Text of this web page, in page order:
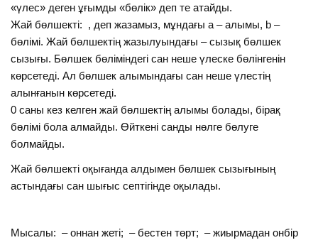
«үлес» деген ұғымды «бөлік» деп те атайды.
Жай бөлшекті: , деп жазамыз, мұндағы а – алымы, b –
бөлімі. Жай бөлшектің жазылуындағы – сызық бөлшек
сызығы. Бөлшек бөліміндегі сан неше үлеске бөлінгенін
көрсетеді. Ал бөлшек алымындағы сан неше үлестің
алынғанын көрсетеді.
0 саны кез келген жай бөлшектің алымы болады, бірақ
бөлімі бола алмайды. Өйткені санды нөлге бөлуге
болмайды.
Жай бөлшекті оқығанда алдымен бөлшек сызығының
астындағы сан шығыс септігінде оқылады.
Мысалы: – оннан жеті; – бестен төрт; – жиырмадан онбір